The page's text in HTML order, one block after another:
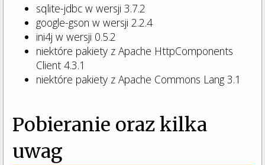
sqlite-jdbc w wersji 3.7.2
google-gson w wersji 2.2.4
ini4j w wersji 0.5.2
niektóre pakiety z Apache HttpComponents
Client 4.3.1
niektóre pakiety z Apache Commons Lang 3.1
Pobieranie oraz kilka
uwag